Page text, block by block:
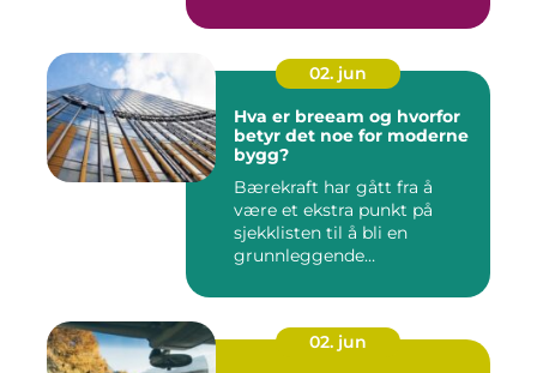
02. jun
Hva er breeam og hvorfor
betyr det noe for moderne
bygg?
Bærekraft har gått fra å
være et ekstra punkt på
sjekklisten til å bli en
grunnleggende
02. jun